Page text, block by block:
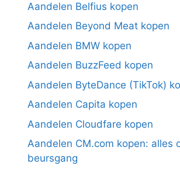
Aandelen Belfius kopen
Aandelen Beyond Meat kopen
Aandelen BMW kopen
Aandelen BuzzFeed kopen
Aandelen ByteDance (TikTok)
Aandelen Capita kopen
Aandelen Cloudfare kopen
Aandelen CM.com kopen: alles
beursgang